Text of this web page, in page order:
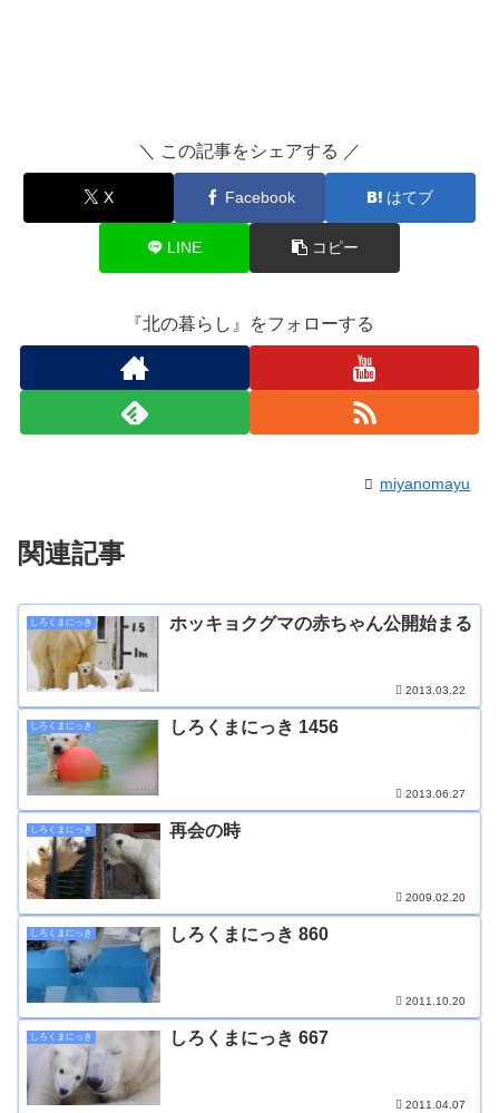
＼ この記事をシェアする ／
X Facebook はてブ
LINE コピー
『北の暮らし』をフォローする
miyanomayu
関連記事
しろくまにっき ホッキョクグマの赤ちゃん公開始まる
2013.03.22
しろくまにっき しろくまにっき 1456
2013.06.27
しろくまにっき 再会の時
2009.02.20
しろくまにっき しろくまにっき 860
2011.10.20
しろくまにっき しろくまにっき 667
2011.04.07